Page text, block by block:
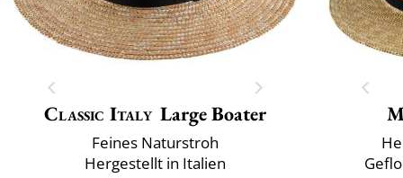
Classic Italy Large Boater
Feines Naturstroh
Hergestellt in Italien